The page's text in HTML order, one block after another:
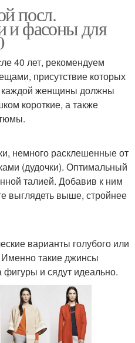
посл.
и фасоны для
40 лет, рекомендуем
присутствие которых
каждой женщины должны
короткие, а также
немного расклешенные от
(дудочки). Оптимальный
талией. Добавив к ним
выглядеть выше, стройнее
варианты голубого или
такие джинсы
фигуры и сядут идеально.